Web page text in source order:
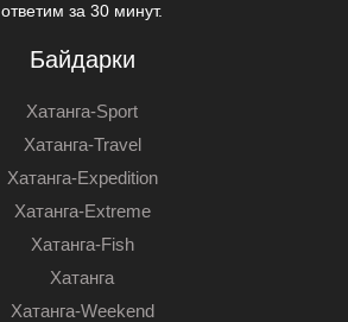
ответим за 30 минут.
Байдарки
Хатанга-Sport
Хатанга-Travel
Хатанга-Expedition
Хатанга-Extreme
Хатанга-Fish
Хатанга
Хатанга-Weekend